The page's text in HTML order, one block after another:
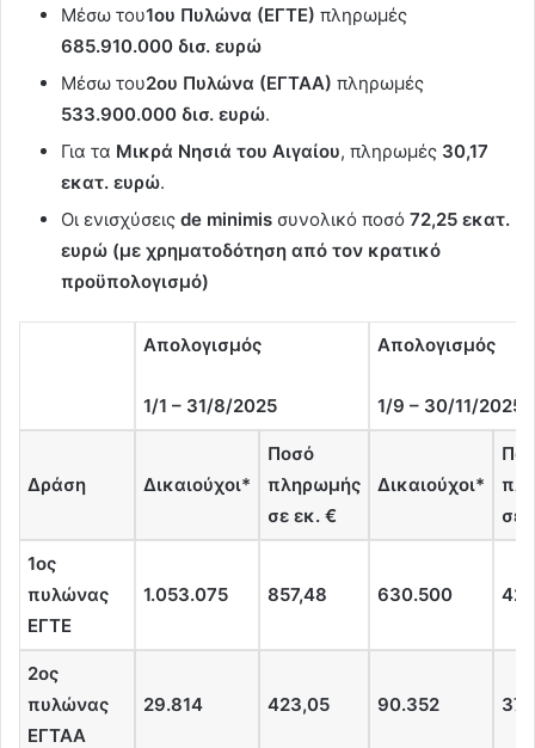
Μέσω του1ου Πυλώνα (ΕΓΤΕ) πληρωμές
685.910.000 δισ. ευρώ
Μέσω του2ου Πυλώνα (ΕΓΤΑΑ) πληρωμές
533.900.000 δισ. ευρώ.
Για τα Μικρά Νησιά του Αιγαίου, πληρωμές 30,17
εκατ. ευρώ.
Οι ενισχύσεις de minimis συνολικό ποσό 72,25 εκατ.
ευρώ (με χρηματοδότηση από τον κρατικό
προϋπολογισμό)
Απολογισμός
1/1 – 31/8/2025
Απολογισμός
1/9 – 30/11/2025
Δράση Δικαιούχοι*
Ποσό
πληρωμής
σε εκ. €
Δικαιούχοι*
σε
1ος
πυλώνας
ΕΓΤΕ
1.053.075 857,48 630.500
2ος
πυλώνας
ΕΓΤΑΑ
29.814 423,05 90.352